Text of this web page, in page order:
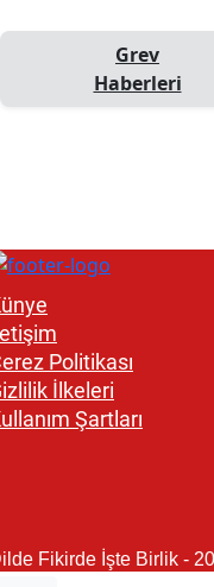
Grev
Haberleri
Politikası
İlkeleri
Şartları
Fikirde İşte Birlik -